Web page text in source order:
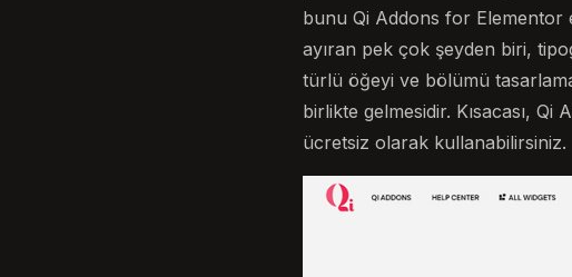
bunu Qi Addons for Elementor
ayıran pek çok şeyden biri,
türlü öğeyi ve bölümü
birlikte gelmesidir. Kısacası,
ücretsiz olarak kullanabilirsiniz.